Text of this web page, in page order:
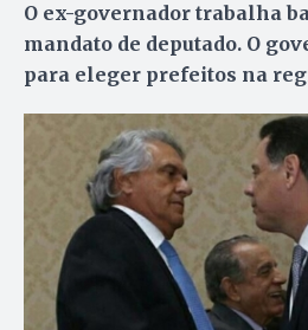
O ex-governador trabalha
mandato de deputado. O
para eleger prefeitos na